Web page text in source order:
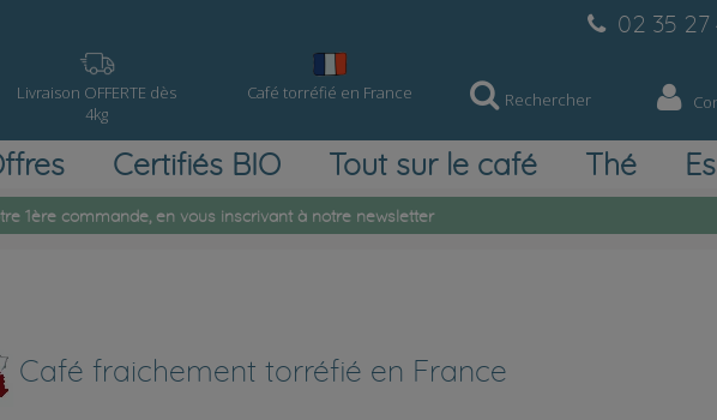
02 35 27
Livraison OFFERTE dès
4kg
Café torréfié en France Rechercher
Certifiés BIO Tout sur le café Thé
1ère commande, en vous inscrivant à notre newsletter
Café fraichement torréfié en France